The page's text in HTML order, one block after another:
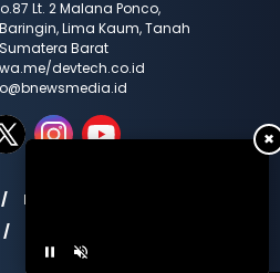
✖
Lt. 2 Malana Ponco,
Lima Kaum, Tanah
Barat
devtech.co.id
REDAKSI